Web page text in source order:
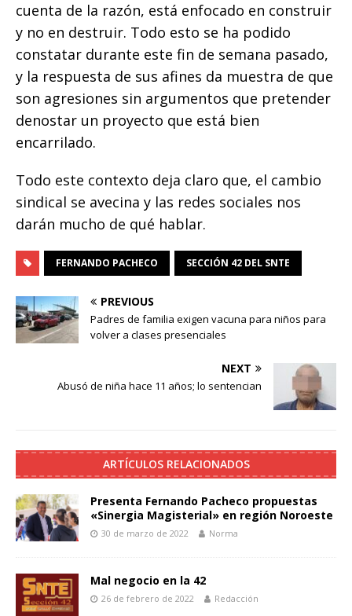
cuenta de la razón, está enfocado en construir
y no en destruir. Todo esto se ha podido
constatar durante este fin de semana pasado,
y la respuesta de sus afines da muestra de que
son agresiones sin argumentos que pretender
denostar un proyecto que está bien
encarrilado.
Todo este contexto deja claro que, el cambio
sindical se avecina y las redes sociales nos
darán mucho de qué hablar.
FERNANDO PACHECO SECCIÓN 42 DEL SNTE
PREVIOUS
Padres de familia exigen vacuna para niños para
volver a clases presenciales
NEXT
Abusó de niña hace 11 años; lo sentencian
ARTÍCULOS RELACIONADOS
Presenta Fernando Pacheco propuestas
«Sinergia Magisterial» en región Noroeste
30 de marzo de 2022 Norma
Mal negocio en la 42
26 de febrero de 2022 Redacción